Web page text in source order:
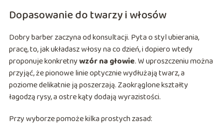
Dopasowanie do twarzy i włosów
Dobry barber zaczyna od konsultacji. Pyta o styl ubierania,
pracę, to, jak układasz włosy na co dzień, i dopiero wtedy
proponuje konkretnywzór na głowie. W uproszczeniu można
przyjąć, że pionowe linie optycznie wydłużają twarz, a
poziome delikatnie ją poszerzają. Zaokrąglone kształty
łagodzą rysy, a ostre kąty dodają wyrazistości.
Przy wyborze pomoże kilka prostych zasad: